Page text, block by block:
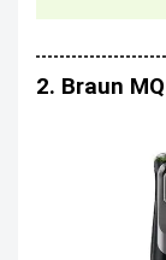
2. Braun